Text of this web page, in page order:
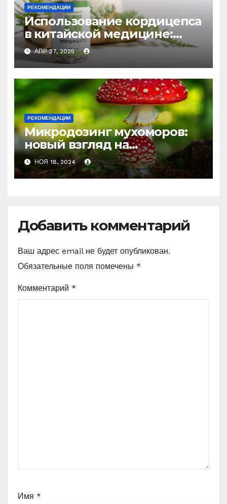
РЕКОМЕНДАЦИИ
Использование кордицепса
в китайской медицине:
природное средство
против усталости и
истощения
АПР 27, 2025
РЕКОМЕНДАЦИИ
Микродозинг мухоморов:
новый взгляд на
психоделику
НОЯ 18, 2024
Добавить комментарий
Ваш адрес email не будет опубликован.
Обязательные поля помечены *
Комментарий *
Имя *